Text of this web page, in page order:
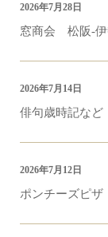
窓商会 松阪-
2026年7月28日
俳句歳時記など
2026年7月14日
ポンチーズピザ
2026年7月12日